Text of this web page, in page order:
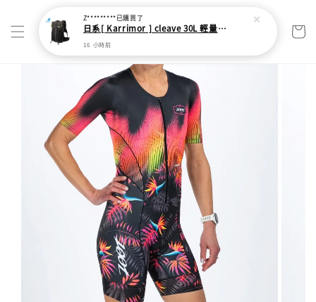
Z*********已購買了
日系[ Karrimor ] cleave 30L 輕量野跑健走包
16 小時前